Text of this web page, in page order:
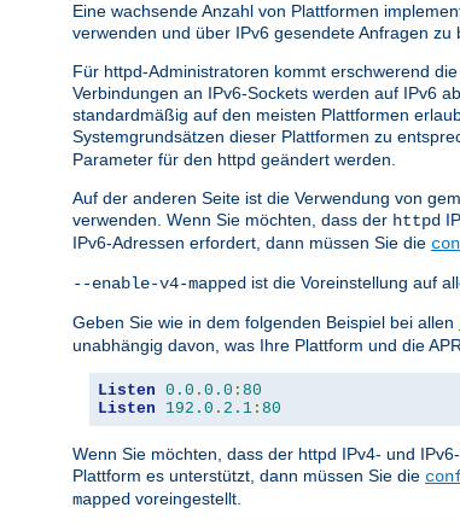
Eine wachsende Anzahl von Plattformen
verwenden und über IPv6 gesendete Anfragen zu
Für httpd-Administratoren kommt erschwerend
Verbindungen an IPv6-Sockets werden auf IPv6
standardmäßig auf den meisten Plattformen
Systemgrundsätzen dieser Plattformen zu
Parameter für den httpd geändert werden.
Auf der anderen Seite ist die Verwendung von
verwenden. Wenn Sie möchten, dass der httpd
IPv6-Adressen erfordert, dann müssen Sie die
--enable-v4-mapped ist die Voreinstellung auf
Geben Sie wie in dem folgenden Beispiel bei allen
unabhängig davon, was Ihre Plattform und die
Listen 0.0 . 0.0 : 80
Listen
192.0 . 2.1 : 80
Wenn Sie möchten, dass der httpd IPv4- und
Plattform es unterstützt, dann müssen Sie die
mapped voreingestellt.